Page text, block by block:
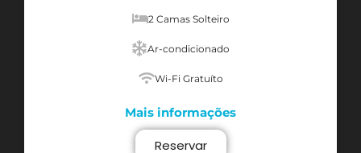
2 Camas Solteiro
Ar-condicionado
Wi-Fi Gratuíto
Mais informações
Reservar